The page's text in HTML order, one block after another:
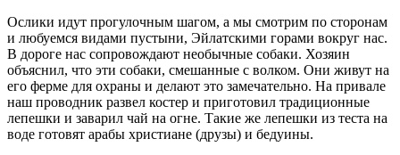
Ослики идут прогулочным шагом, а мы смотрим по сторонам
и любуемся видами пустыни, Эйлатскими горами вокруг нас.
В дороге нас сопровождают необычные собаки. Хозяин
объяснил, что эти собаки, смешанные с волком. Они живут на
его ферме для охраны и делают это замечательно. На привале
наш проводник развел костер и приготовил традиционные
лепешки и заварил чай на огне. Такие же лепешки из теста на
воде готовят арабы христиане (друзы) и бедуины.